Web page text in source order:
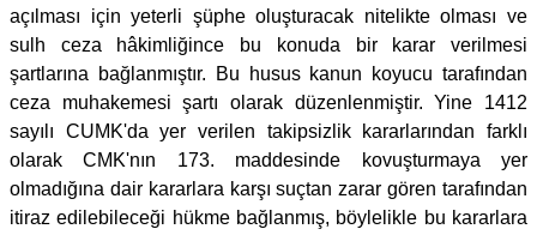
açılması için yeterli şüphe oluşturacak nitelikte olması ve
sulh ceza hâkimliğince bu konuda bir karar verilmesi
şartlarına bağlanmıştır. Bu husus kanun koyucu tarafından
ceza muhakemesi şartı olarak düzenlenmiştir. Yine 1412
sayılı CUMK'da yer verilen takipsizlik kararlarından farklı
olarak CMK'nın 173. maddesinde kovuşturmaya yer
olmadığına dair kararlara karşı suçtan zarar gören tarafından
itiraz edilebileceği hükme bağlanmış, böylelikle bu kararlara